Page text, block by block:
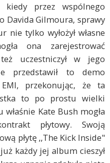
przez wspólnego
Davida Gilmoura, sprawy
nie tylko wyłożył własne
ona zarejestrować
uczestniczył w jego
przedstawił to demo
przekonując, że ta
to po prostu wielki
Kate Bush mogła
płytowy. Swoją
płytę ,,The Kick Inside"
każdy jej album cieszył